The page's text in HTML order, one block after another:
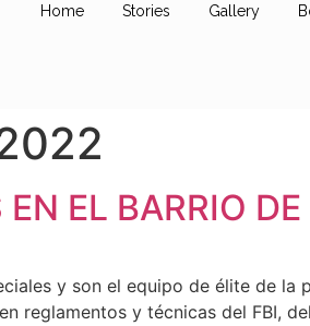
Home Stories Gallery
EL BARRIO
y son el equipo de élite de
reglamentos y técnicas del FBI,